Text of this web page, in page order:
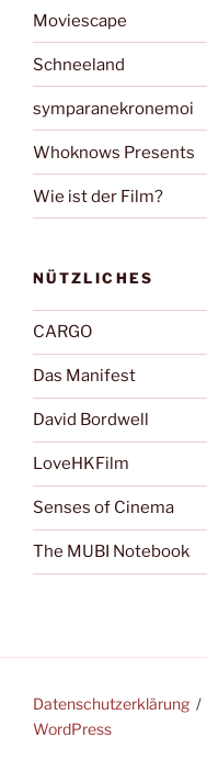
Moviescape
Schneeland
symparanekronemoi
Whoknows Presents
Wie ist der Film?
NÜTZLICHES
CARGO
Das Manifest
David Bordwell
LoveHKFilm
Senses of Cinema
The MUBI Notebook
Datenschutzerklärung
WordPress